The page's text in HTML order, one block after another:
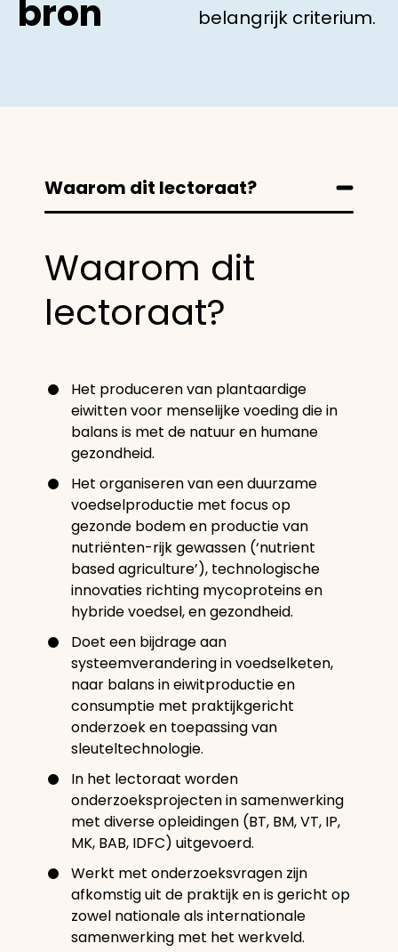
bron belangrijk criterium.
Waarom dit lectoraat?
Waarom dit
lectoraat?
Het produceren van plantaardige
eiwitten voor menselijke voeding die in
balans is met de natuur en humane
gezondheid.
Het organiseren van een duurzame
voedselproductie met focus op
gezonde bodem en productie van
nutriënten-rijk gewassen (‘nutrient
based agriculture’), technologische
innovaties richting mycoproteins en
hybride voedsel, en gezondheid.
Doet een bijdrage aan
systeemverandering in voedselketen,
naar balans in eiwitproductie en
consumptie met praktijkgericht
onderzoek en toepassing van
sleuteltechnologie.
In het lectoraat worden
onderzoeksprojecten in samenwerking
met diverse opleidingen (BT, BM, VT, IP,
MK, BAB, IDFC) uitgevoerd.
Werkt met onderzoeksvragen zijn
afkomstig uit de praktijk en is gericht op
zowel nationale als internationale
samenwerking met het werkveld.